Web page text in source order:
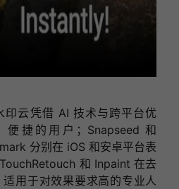
印云凭借 AI 技术与跨平台优
捷的用户；Snapseed 和
分别在 iOS 和安卓平台表
和 Inpaint 在去
用于对效果要求高的专业人